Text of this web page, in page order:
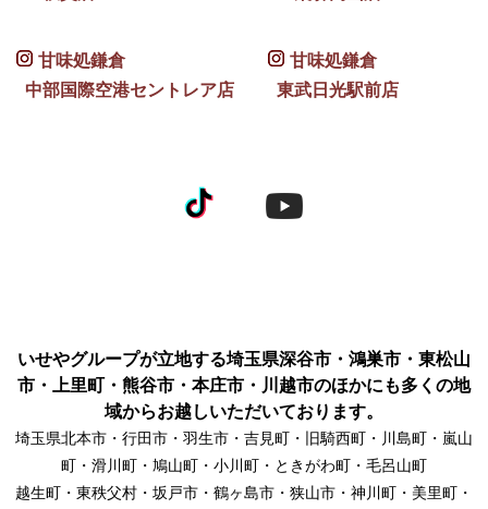
甘味処鎌倉
中部国際空港セントレア店
甘味処鎌倉
東武日光駅前店
いせやグループが立地する埼玉県深谷市・鴻巣市・東松山
市・上里町・熊谷市・本庄市・川越市のほかにも多くの地
域からお越しいただいております。
埼玉県北本市・行田市・羽生市・吉見町・旧騎西町・川島町・嵐山
町・滑川町・鳩山町・小川町・ときがわ町・毛呂山町
越生町・東秩父村・坂戸市・鶴ヶ島市・狭山市・神川町・美里町・